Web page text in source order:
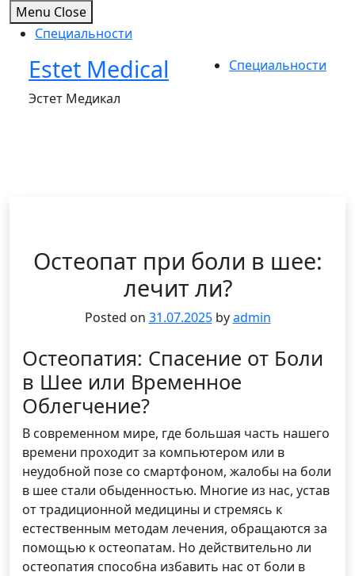
Menu Close
Специальности
content
Estet Medical
Эстет Медикал
Специальности
Остеопат при боли в шее:
лечит ли?
Posted on 31.07.2025byadmin
Остеопатия: Спасение от Боли
в Шее или Временное
Облегчение?
В современном мире, где большая часть нашего
времени проходит за компьютером или в
неудобной позе со смартфоном, жалобы на боли
в шее стали обыденностью. Многие из нас, устав
от традиционной медицины и стремясь к
естественным методам лечения, обращаются за
помощью к остеопатам. Но действительно ли
остеопатия способна избавить нас от боли в